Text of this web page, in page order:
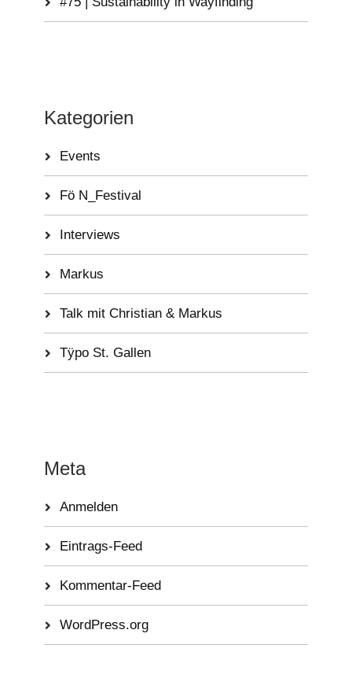
Kategorien
Events
Fö N_Festival
Interviews
Markus
Talk mit Christian & Markus
Tÿpo St. Gallen
Meta
Anmelden
Eintrags-Feed
Kommentar-Feed
WordPress.org